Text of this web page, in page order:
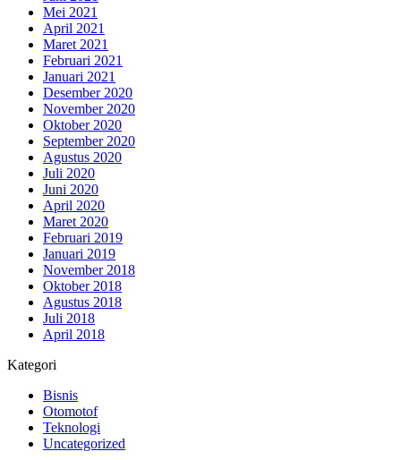
Mei 2021
April 2021
Maret 2021
Februari 2021
Januari 2021
Desember 2020
November 2020
Oktober 2020
September 2020
Agustus 2020
Juli 2020
Juni 2020
April 2020
Maret 2020
Februari 2019
Januari 2019
November 2018
Oktober 2018
Agustus 2018
Juli 2018
April 2018
Kategori
Bisnis
Otomotof
Teknologi
Uncategorized